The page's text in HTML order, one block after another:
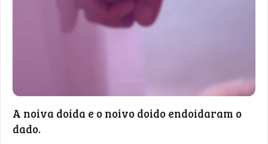
A noiva doida e o noivo doido endoidaram o
dado.